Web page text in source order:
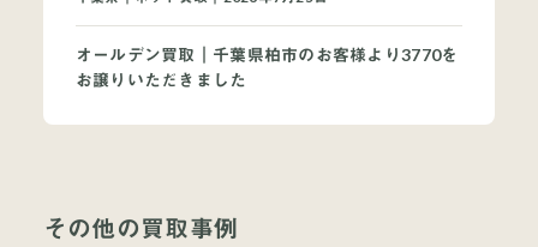
オールデン買取｜千葉県柏市のお客様より3770を
お譲りいただきました
その他の買取事例